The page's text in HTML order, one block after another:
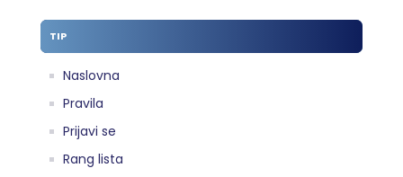
TIP
Naslovna
Pravila
Prijavi se
Rang lista